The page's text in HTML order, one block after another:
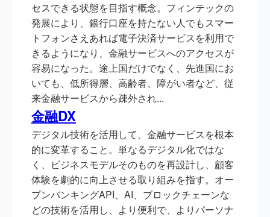
セスできる状態を目指す概念。フィンテックの
発展により、銀行口座を持たない人でもスマー
トフォンさえあれば電子決済サービスを利用で
きるようになり、金融サービスへのアクセスが
容易になった。途上国だけでなく、先進国にお
いても、低所得層、高齢者、障がい者など、従
来金融サービスから疎外され...
金融DX
デジタル技術を活用して、金融サービスを根本
的に変革すること。単なるデジタル化ではな
く、ビジネスモデルそのものを再設計し、顧客
体験を劇的に向上させる取り組みを指す。オー
プンバンキングAPI、AI、ブロックチェーンな
どの技術を活用し、より便利で、よりパーソナ